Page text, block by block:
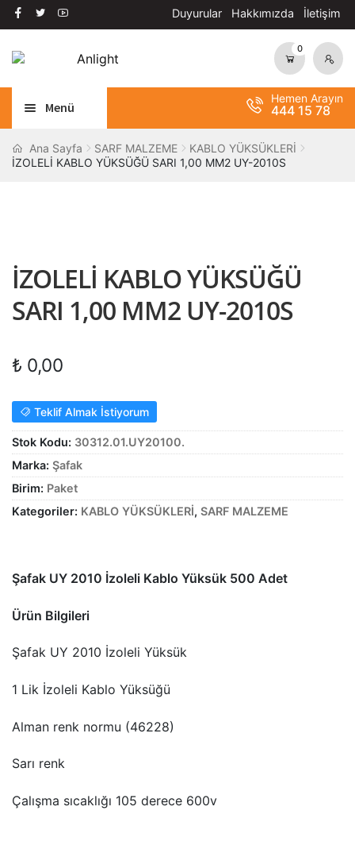
Duyurular Hakkımızda İletişim
Dolaşıma
İçeriğe
0
Menü
AYDINLATMA
SOLAR SİSTEM
BANT / YAPIŞTIRICILAR
KABLO
SARF MALZEME
PANOLAR
Alt
ASPİRATÖRLER
Hemen Arayın
444 15 78
Ana Sayfa SARF MALZEME
KABLO YÜKSÜKLERİ
İZOLELİ KABLO YÜKSÜĞÜ SARI 1,00 MM2 UY-2010S
İZOLELİ KABLO YÜKSÜĞÜ
SARI 1,00 MM2 UY-2010S
₺ 0,00
Teklif Almak İstiyorum
Stok Kodu: 30312.01.UY20100.
Marka: Şafak
Birim: Paket
Kategoriler: KABLO YÜKSÜKLERİ, SARF MALZEME
Şafak UY 2010 İzoleli Kablo Yüksük 500 Adet
Ürün Bilgileri
Şafak UY 2010 İzoleli Yüksük
1 Lik İzoleli Kablo Yüksüğü
Alman renk normu (46228)
Sarı renk
Çalışma sıcaklığı 105 derece 600v